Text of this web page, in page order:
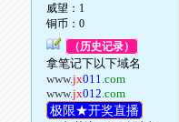
威望：1
铜币：0
（历史记录）
拿笔记下以下域名
www.jx011.com
www.jx012.com
极限★开奖直播